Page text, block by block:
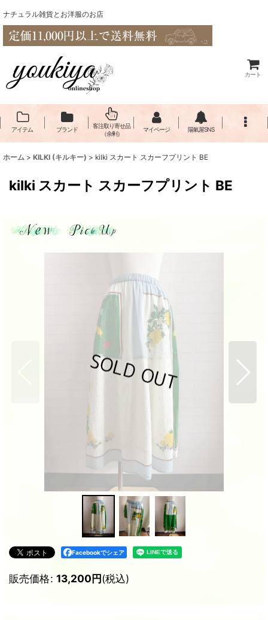
ナチュラル雑貨とお洋服のお店
カート
アイテム ブランド
客注取り寄せ品
（余剰）
マイページ 陽氣屋SNS
ホーム > KILKI (キルキー) > kilki スカート スカーフプリント BE
kilki スカート スカーフプリント BE
Facebookでシェア
販売価格: 13,200円(税込)